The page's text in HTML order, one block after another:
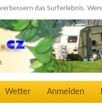
das Surferlebnis.
Wetter Anmelden